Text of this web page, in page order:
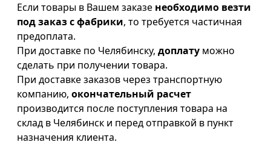
Если товары в Вашем заказе необходимо везти
под заказ с фабрики, то требуется частичная
предоплата.
При доставке по Челябинску, доплату можно
сделать при получении товара.
При доставке заказов через транспортную
компанию, окончательный расчет
производится после поступления товара на
склад в Челябинск и перед отправкой в пункт
назначения клиента.